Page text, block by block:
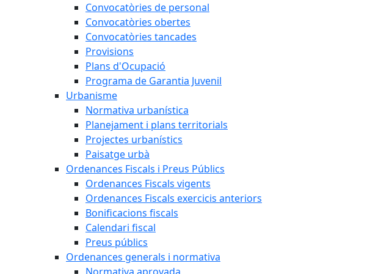
Convocatòries de personal
Convocatòries obertes
Convocatòries tancades
Provisions
Plans d'Ocupació
Programa de Garantia Juvenil
Urbanisme
Normativa urbanística
Planejament i plans territorials
Projectes urbanístics
Paisatge urbà
Ordenances Fiscals i Preus Públics
Ordenances Fiscals vigents
Ordenances Fiscals exercicis anteriors
Bonificacions fiscals
Calendari fiscal
Preus públics
Ordenances generals i normativa